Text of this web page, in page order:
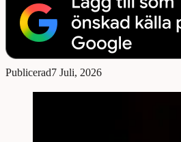
Publicerad7 Juli, 2026